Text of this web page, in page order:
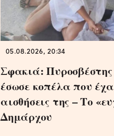
05.08.2026, 20:34
Σφακιά:
έσωσε κοπέλα που
αισθήσεις της – Το
Δημάρχου